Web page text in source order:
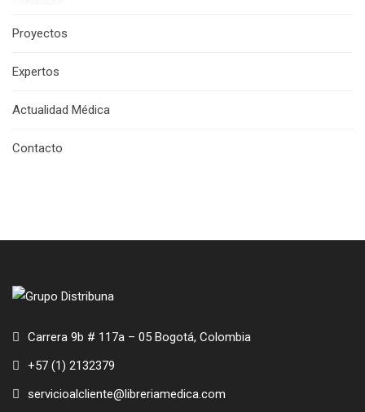
Proyectos
Expertos
Actualidad Médica
Contacto
Carrera 9b # 117a – 05 Bogotá, Colombia
+57 (1) 2132379
servicioalcliente@libreriamedica.com